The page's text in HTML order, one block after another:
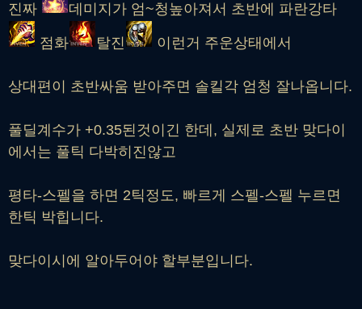
진짜 데미지가 엄~청높아져서 초반에 파란강타
점화 탈진 이런거 주운상태에서
상대편이 초반싸움 받아주면 솔킬각 엄청 잘나옵니다.
풀딜계수가 +0.35된것이긴 한데, 실제로 초반 맞다이
에서는 풀틱 다박히진않고
평타-스펠을 하면 2틱정도, 빠르게 스펠-스펠 누르면
한틱 박힙니다.
맞다이시에 알아두어야 할부분입니다.